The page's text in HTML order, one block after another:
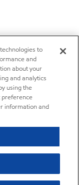
to
and
about your
and analytics
using the
preference
information and